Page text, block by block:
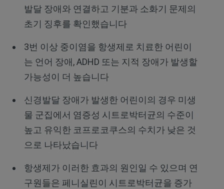
발달 장애와 연결하고 기분과 소화기 문제의
초기 징후를 확인했습니다
3번 이상 중이염을 항생제로 치료한 어린이
는 언어 장애, ADHD 또는 지적 장애가 발생할
가능성이 더 높습니다
신경발달 장애가 발생한 어린이의 경우 미생
물 군집에서 염증성 시트로박터균의 수준이
높고 유익한 코프로코쿠스의 수치가 낮은 것
으로 나타났습니다
항생제가 이러한 효과의 원인일 수 있으며 연
구원들은 페니실린이 시트로박터균을 증가